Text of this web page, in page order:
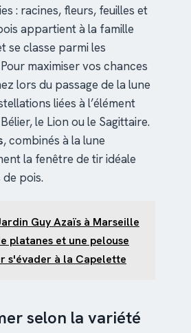
: racines, fleurs, feuilles et
appartient à la famille
se classe parmi les
maximiser vos chances
lors du passage de la lune
liées à l’élément
le Lion ou le Sagittaire.
, combinés à la lune
la fenêtre de tir idéale
pois.
Guy Azaïs à Marseille
platanes et une pelouse
s'évader à la Capelette
selon la variété